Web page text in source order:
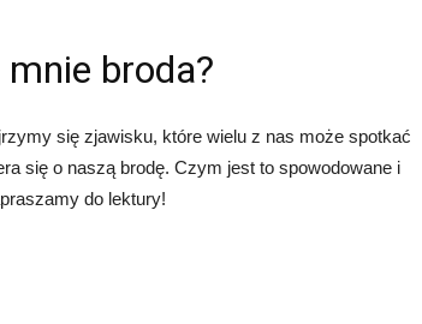
broda?
się zjawisku, które wielu z nas może spotkać
się o naszą brodę. Czym jest to spowodowane i
do lektury!